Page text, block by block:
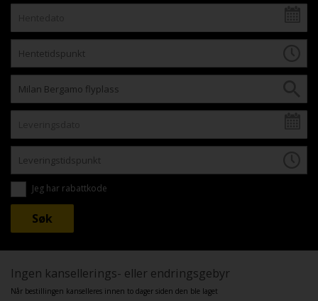
Jeg har rabattkode
Ingen kansellerings- eller endringsgebyr
Når bestillingen kanselleres innen to dager siden den ble laget